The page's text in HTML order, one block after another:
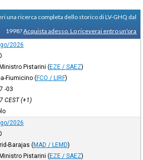
una ricerca completa dello storico di LV-GHQ dal
1998?Acquista adesso. Lo riceverai entro un'ora
2026
Pistarini (EZE / SAEZ)
Fiumicino (FCO / LIRF)
-03
CEST(+1)
2026
Barajas (MAD / LEMD)
Pistarini (EZE / SAEZ)